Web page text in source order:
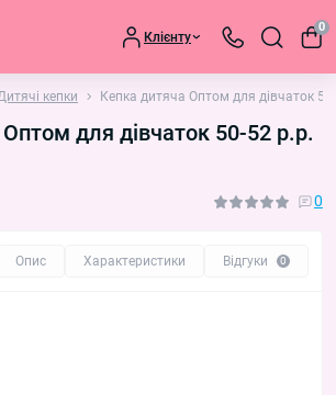
Клієнту
0
кепки Кепка дитяча Оптом для дівчаток
для дівчаток 50-52 р.р.
0
Опис Характеристики Відгуки 0